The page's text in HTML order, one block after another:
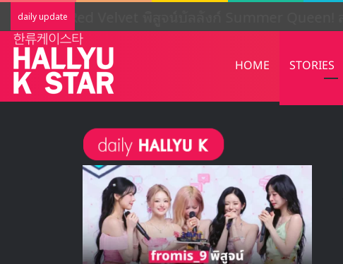
daily update
HOME STORIES